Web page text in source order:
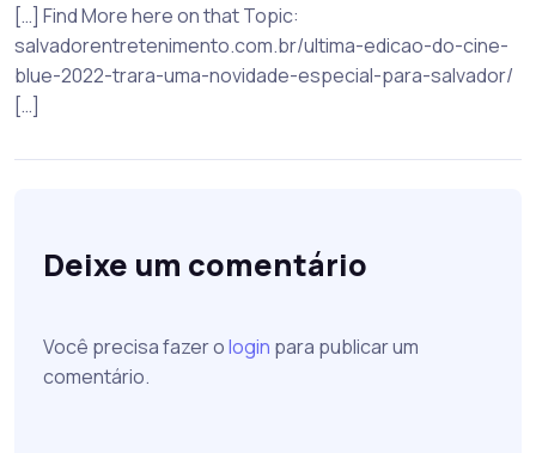
[…] Find More here on that Topic:
salvadorentretenimento.com.br/ultima-edicao-do-cine-
blue-2022-trara-uma-novidade-especial-para-salvador/
[…]
Deixe um comentário
Você precisa fazer ologin para publicar um
comentário.